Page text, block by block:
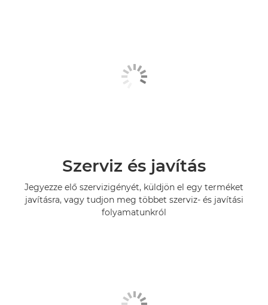
Szerviz és javítás
Jegyezze elő szervizigényét, küldjön el egy terméket
javításra, vagy tudjon meg többet szerviz- és javítási
folyamatunkról